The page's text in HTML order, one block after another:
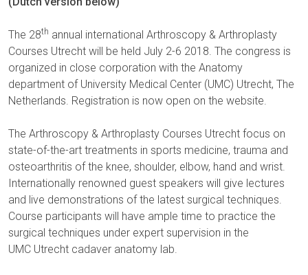
The 28th annual international Arthroscopy & Arthroplasty
Courses Utrecht will be held July 2-6 2018. The congress is
organized in close corporation with the Anatomy
department of University Medical Center (UMC) Utrecht, The
Netherlands. Registration is now open on the website.
The Arthroscopy & Arthroplasty Courses Utrecht focus on
state-of-the-art treatments in sports medicine, trauma and
osteoarthritis of the knee, shoulder, elbow, hand and wrist.
Internationally renowned guest speakers will give lectures
and live demonstrations of the latest surgical techniques.
Course participants will have ample time to practice the
surgical techniques under expert supervision in the
UMC Utrecht cadaver anatomy lab.